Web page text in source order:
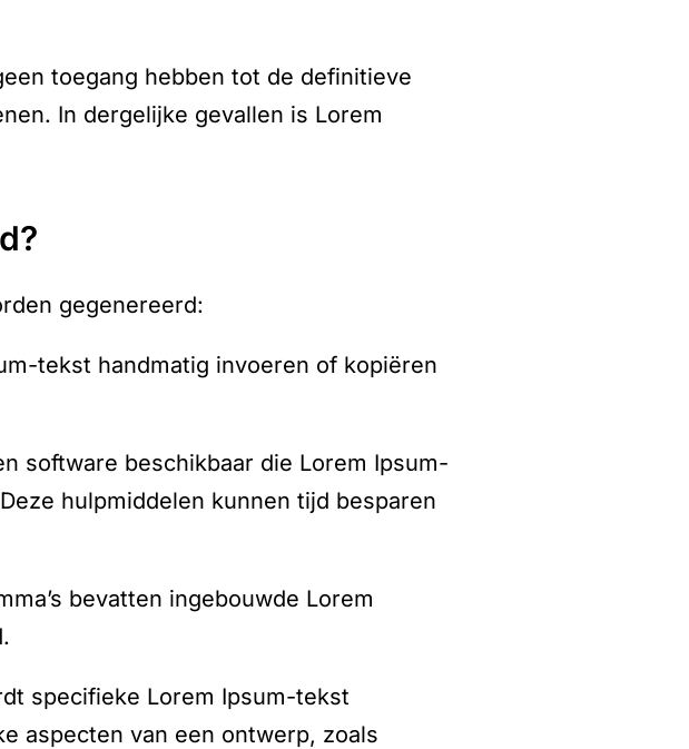
toegang hebben tot de definitieve
In dergelijke gevallen is Lorem
gegenereerd:
tekst handmatig invoeren of kopiëren
software beschikbaar die Lorem Ipsum-
hulpmiddelen kunnen tijd besparen
bevatten ingebouwde Lorem
specifieke Lorem Ipsum-tekst
aspecten van een ontwerp, zoals